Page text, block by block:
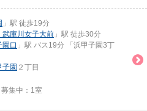
」駅 徒歩19分
武庫川女子大前 」駅 徒歩30分
園口 」駅 バス19分 「浜甲子園3丁
子園 ２丁目
集中： 1室